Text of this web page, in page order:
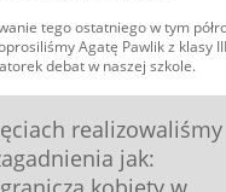
tego ostatniego w tym
Agatę Pawlik z klasy
debat w naszej szkole.
realizowaliśmy
jak: